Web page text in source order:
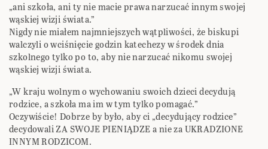
„ani szkoła, ani ty nie macie prawa narzucać innym swojej
wąskiej wizji świata.”
Nigdy nie miałem najmniejszych wątpliwości, że biskupi
walczyli o wciśnięcie godzin katechezy w środek dnia
szkolnego tylko po to, aby nie narzucać nikomu swojej
wąskiej wizji świata.
„W kraju wolnym o wychowaniu swoich dzieci decydują
rodzice, a szkoła ma im w tym tylko pomagać.”
Oczywiście! Dobrze by było, aby ci „decydujący rodzice”
decydowali ZA SWOJE PIENIĄDZE a nie za UKRADZIONE
INNYM RODZICOM.